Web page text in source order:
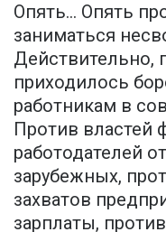
Опять... Опять
заниматься
Действительно,
приходилось
работникам в
Против властей
работодателей
зарубежных,
захватов
зарплаты,